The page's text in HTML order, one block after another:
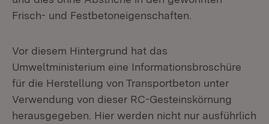
Frisch- und Festbetoneigenschaften.
Vor diesem Hintergrund hat das
Umweltministerium eine Informationsbroschüre
für die Herstellung von Transportbeton unter
Verwendung von dieser RC-Gesteinskörnung
herausgegeben. Hier werden nicht nur ausführlich